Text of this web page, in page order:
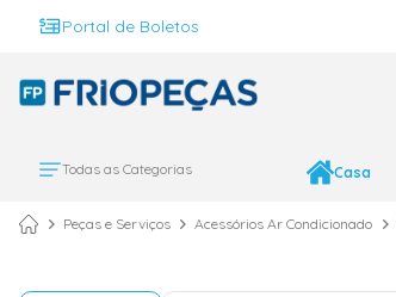
Portal de Boletos
Todas as Categorias Casa
Peças e Serviços Acessórios Ar Condicionado